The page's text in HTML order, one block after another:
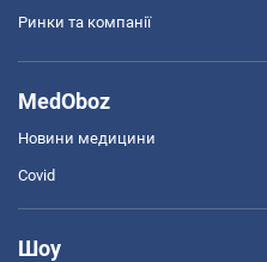
Ринки та компанії
MedOboz
Новини медицини
Covid
Шоу